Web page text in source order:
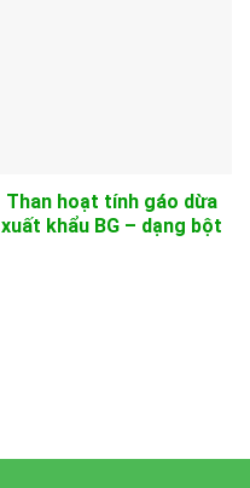
Than hoạt tính gáo dừa
xuất khẩu BG – dạng bột